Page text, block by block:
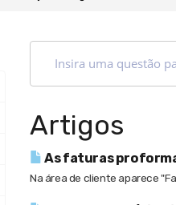
Artigos
As faturas
Na área de cliente aparece